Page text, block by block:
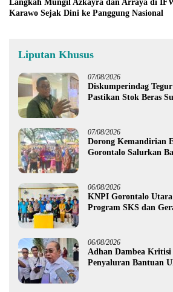
Langkah Mungil Azkayra dan Arraya di
Karawo Sejak Dini ke Panggung Nasional
Liputan Khusus
07/08/2026
Diskumperindag
Pastikan Stok Beras
07/08/2026
Dorong Kemandirian
Gorontalo Salurkan
06/08/2026
KNPI Gorontalo
Program SKS dan
06/08/2026
Adhan Dambea Kritisi
Penyaluran Bantuan